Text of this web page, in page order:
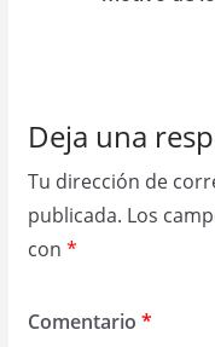
Deja una
Tu dirección de
publicada. Los
con *
Comentario *